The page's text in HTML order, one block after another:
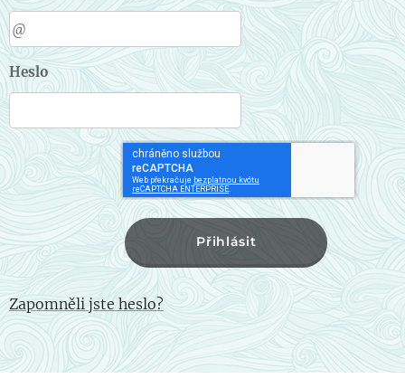
Heslo
Přihlásit
Zapomněli jste heslo?